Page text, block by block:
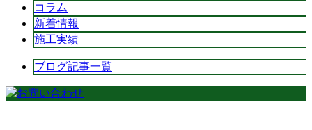
コラム
新着情報
施工実績
ブログ記事一覧